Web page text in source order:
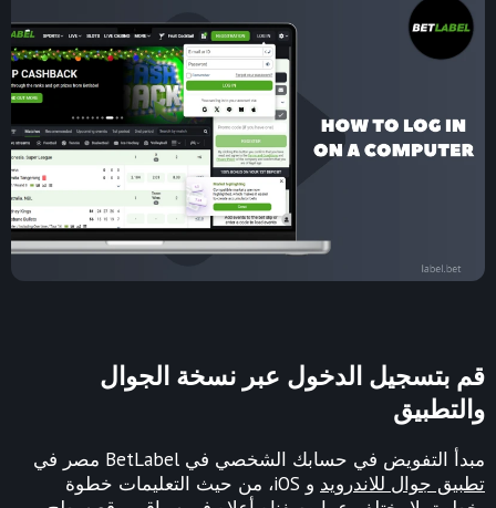
قم بتسجيل الدخول عبر نسخة الجوال
والتطبيق
مبدأ التفويض في حسابك الشخصي في BetLabel مصر في
تطبيق جوال للاندرويد
و iOS، من حيث التعليمات خطوة